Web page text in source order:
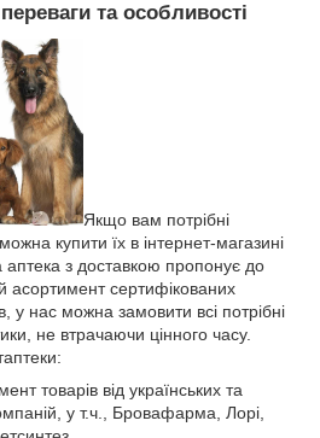
та особливості
Якщо вам потрібні
купити їх в інтернет-магазині
з доставкою пропонує до
асортимент сертифікованих
у нас можна замовити всі потрібні
не втрачаючи цінного часу.
товарів від українських та
у т.ч., Бровафарма, Лорі,